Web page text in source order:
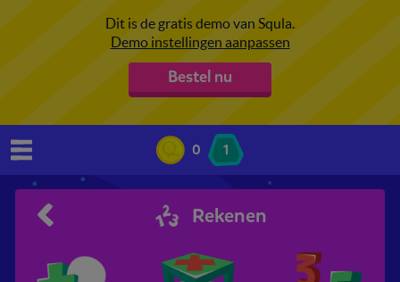
Dit is de gratis demo van Squla.
Demo instellingen aanpassen
Bestel nu
0 1
Rekenen